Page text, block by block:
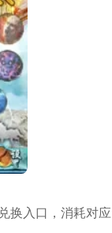
换入口，消耗对应